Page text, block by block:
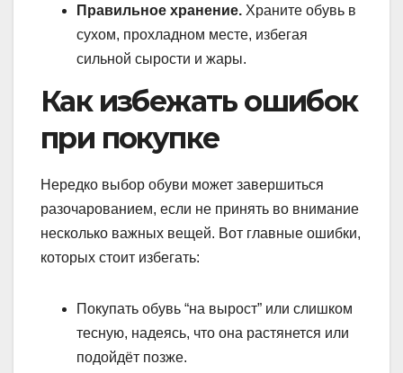
Правильное хранение. Храните обувь в
сухом, прохладном месте, избегая
сильной сырости и жары.
Как избежать ошибок
при покупке
Нередко выбор обуви может завершиться
разочарованием, если не принять во внимание
несколько важных вещей. Вот главные ошибки,
которых стоит избегать:
Покупать обувь “на вырост” или слишком
тесную, надеясь, что она раcтянется или
подойдёт позже.